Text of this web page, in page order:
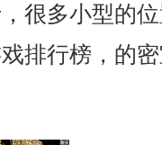
很多小型的
排行榜，的